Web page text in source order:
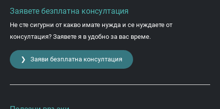
Заявете безплатна консултация
Не сте сигурни от какво имате нужда и се нуждаете от
консултация? Заявете я в удобно за вас време.
❯ Заяви безплатна консултация